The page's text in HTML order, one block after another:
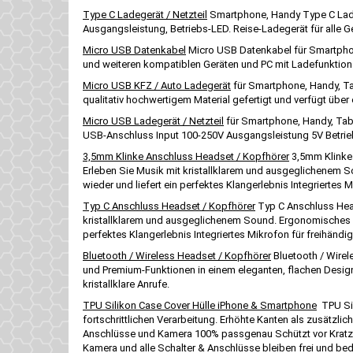
Type C Ladegerät / Netzteil Smartphone, Handy Type C
Ausgangsleistung, Betriebs-LED. Reise-Ladegerät für alle
Micro USB Datenkabel Micro USB Datenkabel für
und weiteren kompatiblen Geräten und PC mit
Micro USB KFZ / Auto Ladegerät für Smartphone, Handy,
qualitativ hochwertigem Material gefertigt und verfügt über
Micro USB Ladegerät / Netzteil für Smartphone, Handy,
USB-Anschluss Input 100-250V Ausgangsleistung 5V
3,5mm Klinke Anschluss Headset / Kopfhörer3,5mm
Erleben Sie Musik mit kristallklarem und ausgeglichenem
wieder und liefert ein perfektes Klangerlebnis Integriertes
Typ C Anschluss Headset / KopfhörerTyp C Anschluss
kristallklarem und ausgeglichenem Sound.
perfektes Klangerlebnis Integriertes Mikrofon für
Bluetooth / Wireless Headset / KopfhörerBluetooth /
und Premium-Funktionen in einem eleganten, flachen
kristallklare Anrufe.
TPU Silikon Case Cover Hülle iPhone & Smartphone TPU
fortschrittlichen Verarbeitung. Erhöhte Kanten als
Anschlüsse und Kamera 100% passgenau Schützt vor
Kamera und alle Schalter & Anschlüsse bleiben frei und